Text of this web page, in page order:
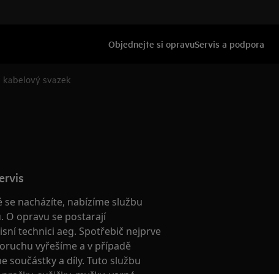
Objednejte si opravuServis a podpora
kabelový svazek
se nacházíte, nabízíme službu
O opravu se postarají
technici aeg. Spotřebič nejprve
vyřešíme a v případě
součástky a díly. Tuto službu